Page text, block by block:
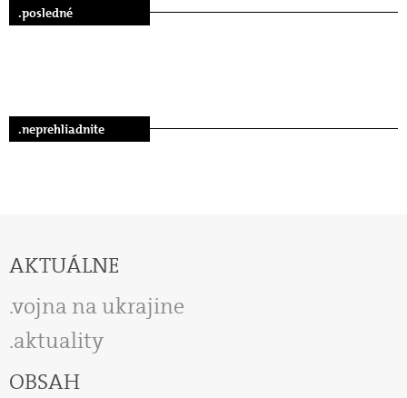
.posledné
.neprehliadnite
AKTUÁLNE
vojna na ukrajine
aktuality
OBSAH